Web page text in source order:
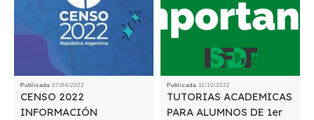
Publicada 07/04/2022
CENSO 2022
INFORMACIÓN
Publicada 11/10/2022
TUTORIAS ACADEMICAS
PARA ALUMNOS DE 1er